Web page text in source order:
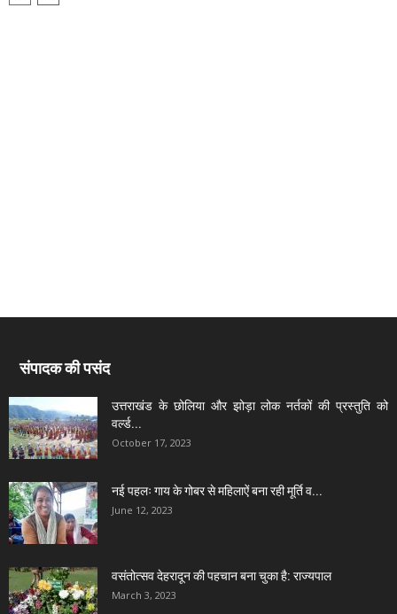
संपादक की पसंद
उत्तराखंड के छोलिया और झोड़ा लोक नर्तकों की प्रस्तुति को
वर्ल्ड...
October 17, 2023
नई पहलः गाय के गोबर से महिलाऐं बना रही मूर्ति व...
June 12, 2023
वसंतोत्सव देहरादून की पहचान बना चुका है: राज्यपाल
March 3, 2023